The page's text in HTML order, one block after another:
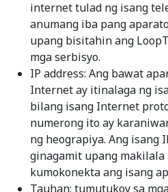
internet tulad ng isang
anumang iba pang
upang bisitahin ang
mga serbisyo.
IP address: Ang bawat
Internet ay itinalaga ng
bilang isang Internet
numerong ito ay
ng heograpiya. Ang isang
ginagamit upang makilala
kumokonekta ang isang
Tauhan: tumutukoy sa